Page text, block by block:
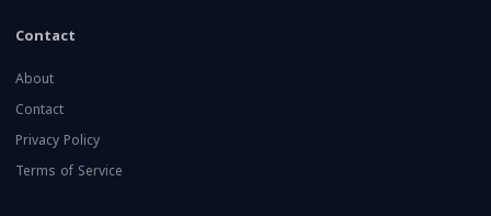
Contact
About
Contact
Privacy Policy
Terms of Service